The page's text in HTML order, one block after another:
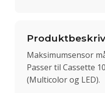
Maksimumsensor
Passer til Cassette
(Multicolor og LED).